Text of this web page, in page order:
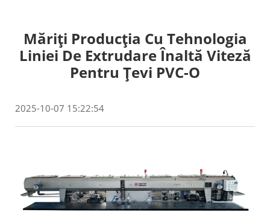
Măriți Producția Cu Tehnologia
Liniei De Extrudare Înaltă Viteză
Pentru Țevi PVC-O
2025-10-07 15:22:54